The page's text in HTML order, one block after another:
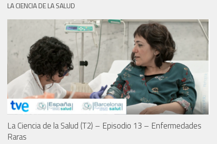
LA CIENCIA DE LA SALUD
La Ciencia de la Salud (T2) – Episodio 13 – Enfermedades
Raras